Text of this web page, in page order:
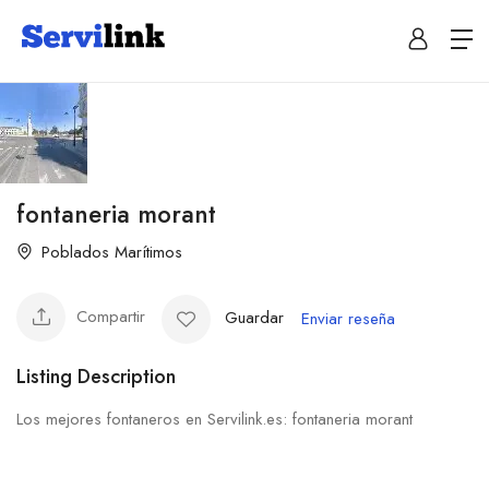
fontaneria morant
Poblados Marítimos
Compartir Guardar Enviar reseña
Listing Description
Los mejores fontaneros en Servilink.es: fontaneria morant